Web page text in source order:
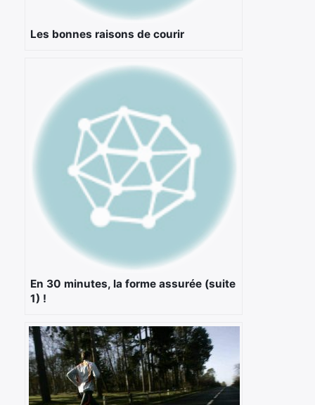
Les bonnes raisons de courir
En 30 minutes, la forme assurée (suite
1) !